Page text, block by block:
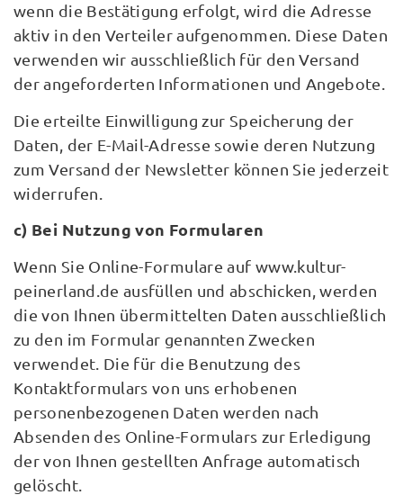
wenn die Bestätigung erfolgt, wird die Adresse
aktiv in den Verteiler aufgenommen. Diese Daten
verwenden wir ausschließlich für den Versand
der angeforderten Informationen und Angebote.
Die erteilte Einwilligung zur Speicherung der
Daten, der E-Mail-Adresse sowie deren Nutzung
zum Versand der Newsletter können Sie jederzeit
widerrufen.
c) Bei Nutzung von Formularen
Wenn Sie Online-Formulare auf www.kultur-
peinerland.de ausfüllen und abschicken, werden
die von Ihnen übermittelten Daten ausschließlich
zu den im Formular genannten Zwecken
verwendet. Die für die Benutzung des
Kontaktformulars von uns erhobenen
personenbezogenen Daten werden nach
Absenden des Online-Formulars zur Erledigung
der von Ihnen gestellten Anfrage automatisch
gelöscht.